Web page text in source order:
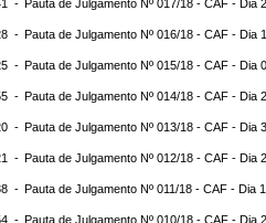
- Pauta de Julgamento Nº 017/18 - CAF - Dia
- Pauta de Julgamento Nº 016/18 - CAF - Dia
- Pauta de Julgamento Nº 015/18 - CAF - Dia
- Pauta de Julgamento Nº 014/18 - CAF - Dia
- Pauta de Julgamento Nº 013/18 - CAF - Dia
- Pauta de Julgamento Nº 012/18 - CAF - Dia
- Pauta de Julgamento Nº 011/18 - CAF - Dia
- Pauta de Julgamento Nº 010/18 - CAF - Dia